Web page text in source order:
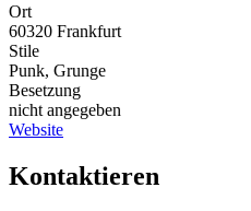
Ort
60320 Frankfurt
Stile
Punk, Grunge
Besetzung
nicht angegeben
Website
Kontaktieren